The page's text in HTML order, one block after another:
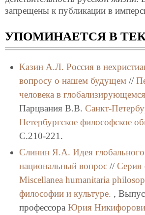
запрещены к публикации в
УПОМИНАЕТСЯ В
Казин А.Л. Россия в
вопросу о нашем будущем//
человека в
Парцвания В.В. Санкт-
Петербургское философское
C.210-221.
Слинин Я.А. Идея
национальный вопрос// Серия
Miscellanea humanitaria
философии и культуре. ,
профессора Юрия